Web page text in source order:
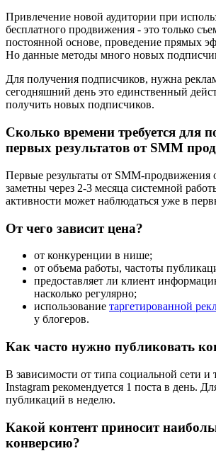
Привлечение новой аудитории при
бесплатного продвижения - это только
постоянной основе, проведение прямых
Но данные методы много новых
Для получения подписчиков, нужна
сегодняшний день это единственный
получить новых подписчиков.
Сколько времени требуется для
первых результатов от SMM
Первые результаты от SMM-продвижения
заметны через 2-3 месяца системной
активности может наблюдаться уже в
От чего зависит цена?
от конкуренции в нише;
от объема работы, частоты
предоставляет ли клиент
насколько регулярно;
использование таргетированной
у блогеров.
Как часто нужно публиковать
В зависимости от типа социальной сети и
Instagram рекомендуется 1 поста в день.
публикаций в неделю.
Какой контент приносит
конверсию?